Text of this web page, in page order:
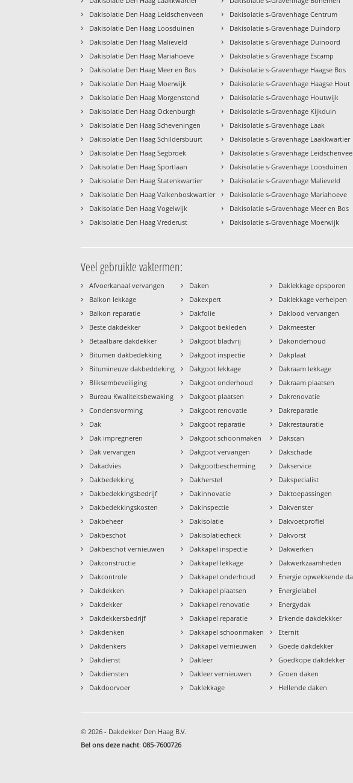
› Dakisolatie Den Haag Leidschenveen
› Dakisolatie Den Haag Loosduinen
› Dakisolatie Den Haag Malieveld
› Dakisolatie Den Haag Mariahoeve
› Dakisolatie Den Haag Meer en Bos
› Dakisolatie Den Haag Moerwijk
› Dakisolatie Den Haag Morgenstond
› Dakisolatie Den Haag Ockenburgh
› Dakisolatie Den Haag Scheveningen
› Dakisolatie Den Haag Schildersbuurt
› Dakisolatie Den Haag Segbroek
› Dakisolatie Den Haag Sportlaan
› Dakisolatie Den Haag Statenkwartier
› Dakisolatie Den Haag Valkenboskwartier
› Dakisolatie Den Haag Vogelwijk
› Dakisolatie Den Haag Vrederust
› Dakisolatie s-Gravenhage Centrum
› Dakisolatie s-Gravenhage Duindorp
› Dakisolatie s-Gravenhage Duinoord
› Dakisolatie s-Gravenhage Escamp
› Dakisolatie s-Gravenhage Haagse Bos
› Dakisolatie s-Gravenhage Haagse Hout
› Dakisolatie s-Gravenhage Houtwijk
› Dakisolatie s-Gravenhage Kijkduin
› Dakisolatie s-Gravenhage Laak
› Dakisolatie s-Gravenhage Laakkwartier
› Dakisolatie s-Gravenhage
› Dakisolatie s-Gravenhage Loosduinen
› Dakisolatie s-Gravenhage Malieveld
› Dakisolatie s-Gravenhage Mariahoeve
› Dakisolatie s-Gravenhage Meer en Bos
› Dakisolatie s-Gravenhage Moerwijk
Veel gebruikte vaktermen:
› Afvoerkanaal vervangen
› Balkon lekkage
› Balkon reparatie
› Beste dakdekker
› Betaalbare dakdekker
› Bitumen dakbedekking
› Bitumineuze dakbeddeking
› Bliksembeveiliging
› Bureau Kwaliteitsbewaking
› Condensvorming
› Dak
› Dak impregneren
› Dak vervangen
› Dakadvies
› Dakbedekking
› Dakbedekkingsbedrijf
› Dakbedekkingskosten
› Dakbeheer
› Dakbeschot
› Dakbeschot vernieuwen
› Dakconstructie
› Dakcontrole
› Dakdekken
› Dakdekker
› Dakdekkersbedrijf
› Dakdenken
› Dakdenkers
› Dakdienst
› Dakdiensten
› Dakdoorvoer
› Daken
› Dakexpert
› Dakfolie
› Dakgoot bekleden
› Dakgoot bladvrij
› Dakgoot inspectie
› Dakgoot lekkage
› Dakgoot onderhoud
› Dakgoot plaatsen
› Dakgoot renovatie
› Dakgoot reparatie
› Dakgoot schoonmaken
› Dakgoot vervangen
› Dakgootbescherming
› Dakherstel
› Dakinnovatie
› Dakinspectie
› Dakisolatie
› Dakisolatiecheck
› Dakkapel inspectie
› Dakkapel lekkage
› Dakkapel onderhoud
› Dakkapel plaatsen
› Dakkapel renovatie
› Dakkapel reparatie
› Dakkapel schoonmaken
› Dakkapel vernieuwen
› Dakleer
› Dakleer vernieuwen
› Daklekkage
› Daklekkage opsporen
› Daklekkage verhelpen
› Daklood vervangen
› Dakmeester
› Dakonderhoud
› Dakplaat
› Dakraam lekkage
› Dakraam plaatsen
› Dakrenovatie
› Dakreparatie
› Dakrestauratie
› Dakscan
› Dakschade
› Dakservice
› Dakspecialist
› Daktoepassingen
› Dakvenster
› Dakvoetprofiel
› Dakvorst
› Dakwerken
› Dakwerkzaamheden
› Energie opwekkende
› Energielabel
› Energydak
› Erkende dakdekkker
› Eternit
› Goede dakdekker
› Goedkope dakdekker
› Groen daken
› Hellende daken
© 2026 - Dakdekker Den Haag B.V.
Bel ons deze nacht:085-7600726